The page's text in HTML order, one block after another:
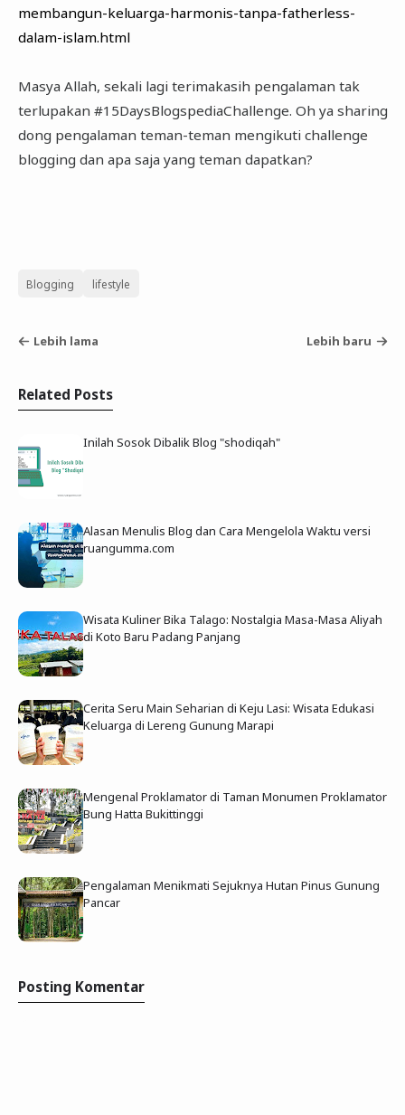
membangun-keluarga-harmonis-tanpa-fatherless-
dalam-islam.html
Masya Allah, sekali lagi terimakasih pengalaman tak
terlupakan #15DaysBlogspediaChallenge. Oh ya sharing
dong pengalaman teman-teman mengikuti challenge
blogging dan apa saja yang teman dapatkan?
Blogging lifestyle
Lebih lama Lebih baru
Related Posts
Inilah Sosok Dibalik Blog "shodiqah"
Alasan Menulis Blog dan Cara Mengelola Waktu versi
ruangumma.com
Wisata Kuliner Bika Talago: Nostalgia Masa-Masa Aliyah
di Koto Baru Padang Panjang
Cerita Seru Main Seharian di Keju Lasi: Wisata Edukasi
Keluarga di Lereng Gunung Marapi
Mengenal Proklamator di Taman Monumen Proklamator
Bung Hatta Bukittinggi
Pengalaman Menikmati Sejuknya Hutan Pinus Gunung
Pancar
Posting Komentar